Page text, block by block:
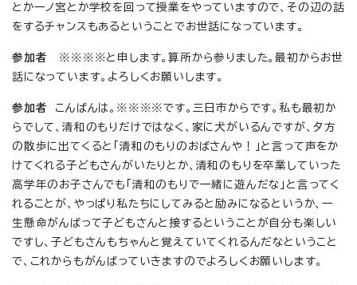
とか一ノ宮とか学校を回って授業をやっていますので、その辺の話
をするチャンスもあるということでお世話になっています。
参加者
※※※※と申します。算所から参りました。最初からお世
話になっています。よろしくお願いします。
参加者
こんばんは。※※※※です。三日市からです。私も最初か
らでして、清和のもりだけではなく、家に犬がいるんですが、夕方
の散歩に出てくると「清和のもりのおばさんや！」と言って声をか
けてくれる子どもさんがいたりとか、清和のもりを卒業していった
高学年のお子さんでも「清和のもりで一緒に遊んだな」と言ってく
れることが、やっぱり私たちにしてみると励みになるというか、一
生懸命がんばって子どもさんと接するということが自分も楽しい
ですし、子どもさんもちゃんと覚えていてくれるんだなということ
で、これからもがんばっていきますのでよろしくお願いします。